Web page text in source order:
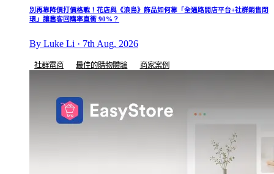
別再靠降價打價格戰！花店與《浪島》飾品如何靠「全通路開店平台+社群銷售閉
環」讓舊客回購率直衝 90%？
By Luke Li · 7th Aug, 2026
社群電商 最佳的購物體驗 商家案例